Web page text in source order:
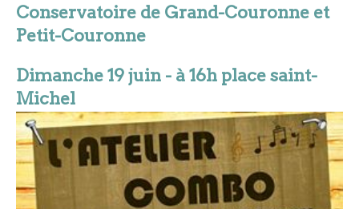
Conservatoire de Grand-Couronne et
Petit-Couronne
Dimanche 19 juin - à 16h place saint-
Michel